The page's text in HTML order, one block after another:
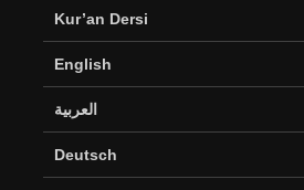
Kur’an Dersi
English
العربية
Deutsch